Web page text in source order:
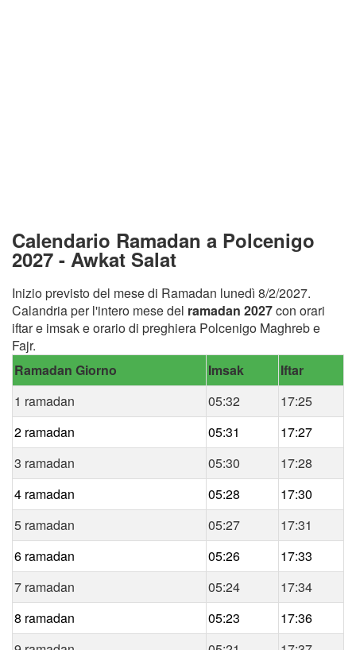
Calendario Ramadan a Polcenigo
2027 - Awkat Salat
Inizio previsto del mese di Ramadan lunedì 8/2/2027.
Calandria per l'intero mese del ramadan 2027con orari
iftar e imsak e orario di preghiera Polcenigo Maghreb e
Fajr.
Ramadan Giorno
Imsak
Iftar
1 ramadan
05:32
17:25
2 ramadan
05:31
17:27
3 ramadan
05:30
17:28
4 ramadan
05:28
17:30
5 ramadan
05:27
17:31
6 ramadan
05:26
17:33
7 ramadan
05:24
17:34
8 ramadan
05:23
17:36